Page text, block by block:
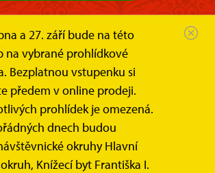
a 27. září bude na této
na vybrané prohlídkové
Bezplatnou vstupenku si
předem v online prodeji.
prohlídek je omezená.
dnech budou
okruhy Hlavní
Knížecí byt Františka I.
Akce 20. výročí sboru Mužáci v...
sboru Mužáci v jízdárně